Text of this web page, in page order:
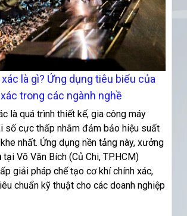
là gì? Ứng dụng tiêu biểu của
trong các ngành nghề
là quá trình thiết kế, gia công máy
số cực thấp nhằm đảm bảo hiệu suất
nhất. Ứng dụng nền tảng này, xưởng
tại Võ Văn Bích (Củ Chi, TP.HCM)
giải pháp chế tạo cơ khí chính xác,
chuẩn kỹ thuật cho các doanh nghiệp